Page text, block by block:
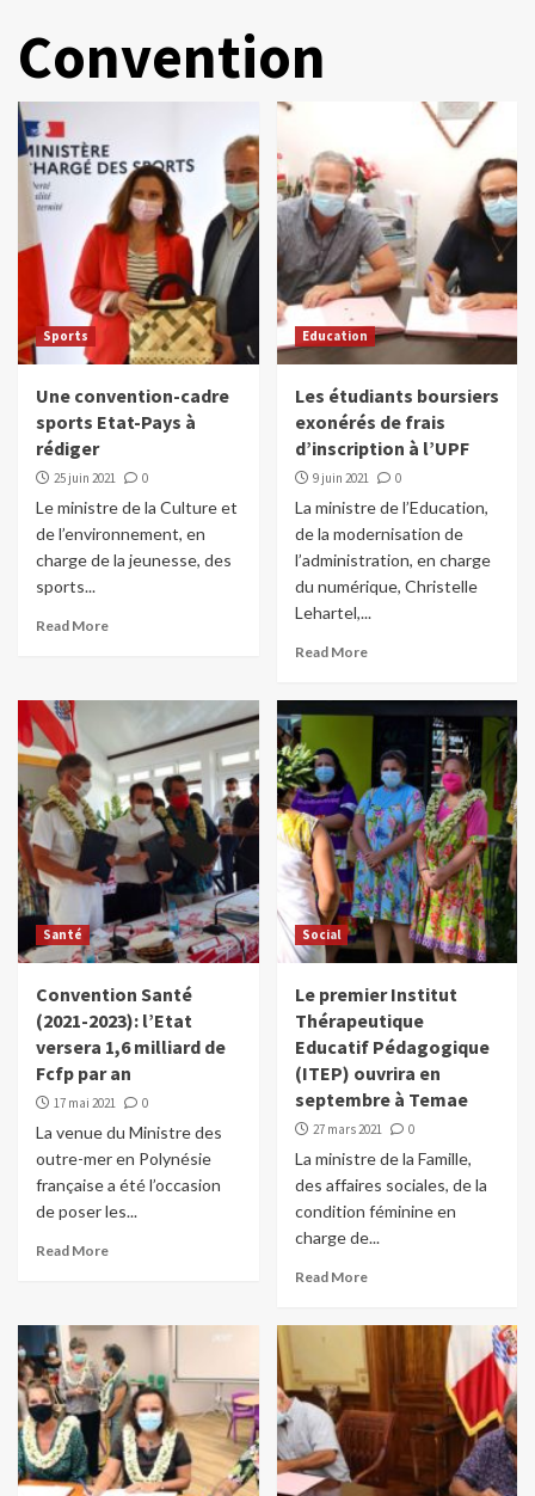
Convention
Sports
Une convention-cadre
sports Etat-Pays à
rédiger
25 juin 2021 0
Le ministre de la Culture et
de l’environnement, en
charge de la jeunesse, des
sports...
Read More
Education
Les étudiants boursiers
exonérés de frais
d’inscription à l’UPF
9 juin 2021 0
La ministre de l’Education,
de la modernisation de
l’administration, en charge
du numérique, Christelle
Lehartel,...
Read More
Santé
Convention Santé
(2021-2023): l’Etat
versera 1,6 milliard de
Fcfp par an
17 mai 2021 0
La venue du Ministre des
outre-mer en Polynésie
française a été l’occasion
de poser les...
Read More
Social
Le premier Institut
Thérapeutique
Educatif Pédagogique
(ITEP) ouvrira en
septembre à Temae
27 mars 2021 0
La ministre de la Famille,
des affaires sociales, de la
condition féminine en
charge de...
Read More